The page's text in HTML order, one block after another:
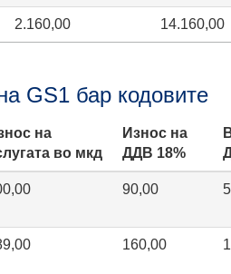
2.160,00 14.160,00
GS1 бар кодовите
на
во мкд
Износ на
ДДВ 18%
90,00
160,00